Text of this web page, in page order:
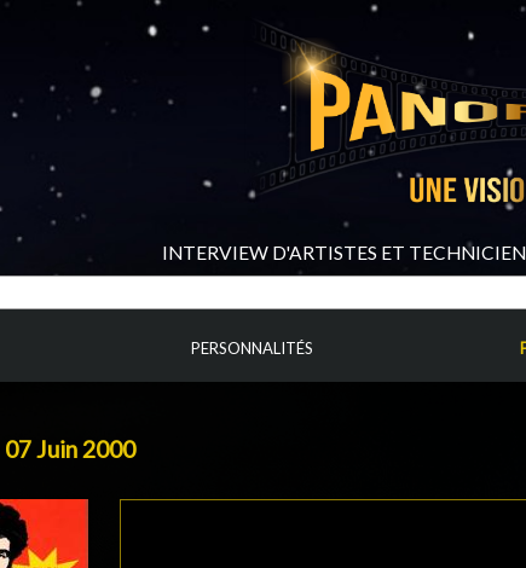
INTERVIEW D'ARTISTES ET
PERSONNALITÉS
07 Juin 2000